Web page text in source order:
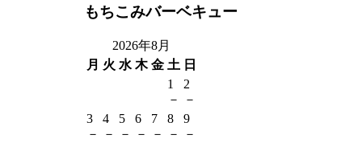
もちこみバーベキュー
2026年8月
月 火 水 木 金 土 日
1
－
2
－
3
－
4
－
5
－
6
－
7
－
8
－
9
－